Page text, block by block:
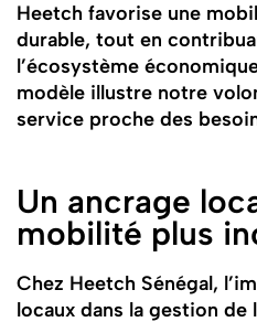
Heetch favorise une
durable, tout en
l’écosystème
modèle illustre notre
service proche des
Un ancrage
mobilité plus
Chez Heetch Sénégal,
locaux dans la gestion de